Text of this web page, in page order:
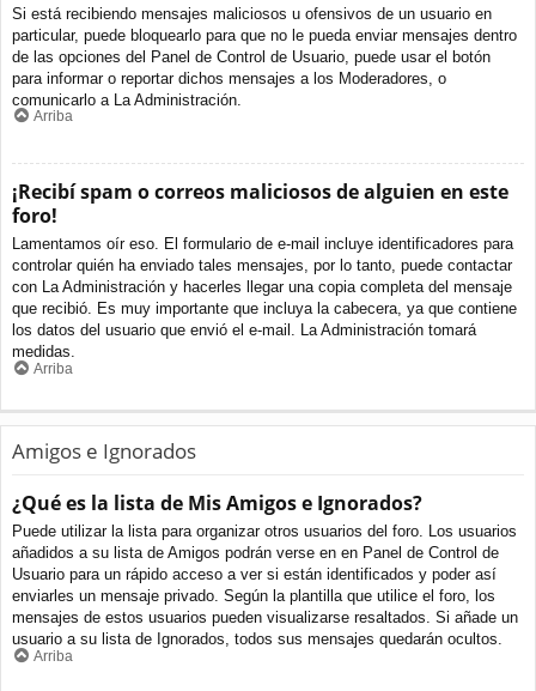
Si está recibiendo mensajes maliciosos u ofensivos de un usuario en
particular, puede bloquearlo para que no le pueda enviar mensajes dentro
de las opciones del Panel de Control de Usuario, puede usar el botón
para informar o reportar dichos mensajes a los Moderadores, o
comunicarlo a La Administración.
Arriba
¡Recibí spam o correos maliciosos de alguien en este
foro!
Lamentamos oír eso. El formulario de e-mail incluye identificadores para
controlar quién ha enviado tales mensajes, por lo tanto, puede contactar
con La Administración y hacerles llegar una copia completa del mensaje
que recibió. Es muy importante que incluya la cabecera, ya que contiene
los datos del usuario que envió el e-mail. La Administración tomará
medidas.
Arriba
Amigos e Ignorados
¿Qué es la lista de Mis Amigos e Ignorados?
Puede utilizar la lista para organizar otros usuarios del foro. Los usuarios
añadidos a su lista de Amigos podrán verse en en Panel de Control de
Usuario para un rápido acceso a ver si están identificados y poder así
enviarles un mensaje privado. Según la plantilla que utilice el foro, los
mensajes de estos usuarios pueden visualizarse resaltados. Si añade un
usuario a su lista de Ignorados, todos sus mensajes quedarán ocultos.
Arriba